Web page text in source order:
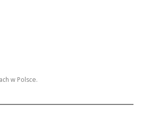
w Polsce.